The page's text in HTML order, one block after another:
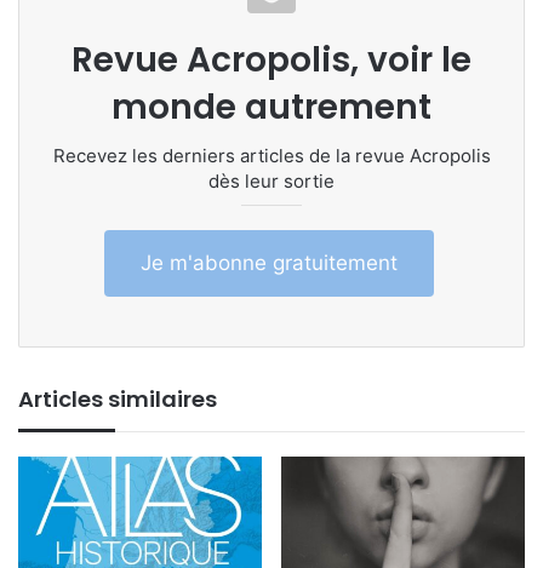
Revue Acropolis, voir le
monde autrement
Recevez les derniers articles de la revue Acropolis
dès leur sortie
Je m'abonne gratuitement
Articles similaires